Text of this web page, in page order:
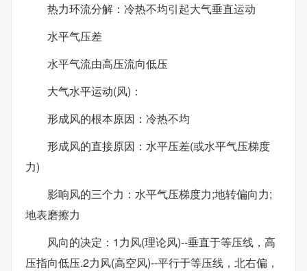
热力环流分解：冷热不均引起大气垂直运动
水平气压差
水平气流由高压流向低压
大气水平运动(风)：
形成风的根本原因：冷热不均
形成风的直接原因：水平压差(或水平气压梯度
力)
影响风的三个力：水平气压梯度力;地转偏向力;
地表磨擦力
风向的决定：1力风(理论风)--垂直于等压线，高
压指向低压.2力风(高空风)--平行于等压线，北右偏，